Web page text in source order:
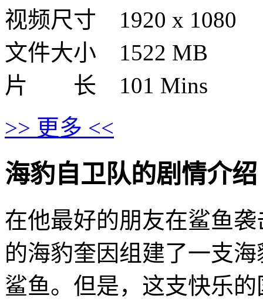
视频尺寸 1920 x 1080
文件大小 1522 MB
片 长 101 Mins
>> 更多 <<
海豹自卫队的剧情介绍 ·
在他最好的朋友在鲨鱼
的海豹奎因组建了一支
鲨鱼。但是，这支快乐